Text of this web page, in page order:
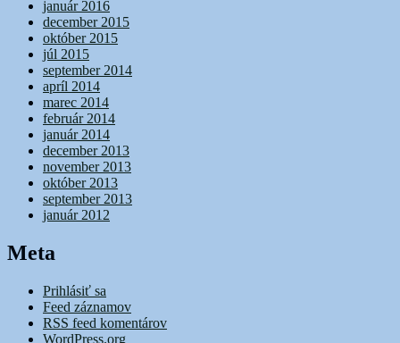
január 2016
december 2015
október 2015
júl 2015
september 2014
apríl 2014
marec 2014
február 2014
január 2014
december 2013
november 2013
október 2013
september 2013
január 2012
Meta
Prihlásiť sa
Feed záznamov
RSS feed komentárov
WordPress.org